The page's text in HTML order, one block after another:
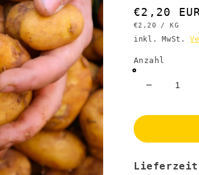
Normaler
Preis
€2,20 EUR
GRUNDPREIS
€2,20 / PRO
KG
inkl. MwSt.
Anzahl
Verringere
Menge
Kartoffeln
Lieferzeit